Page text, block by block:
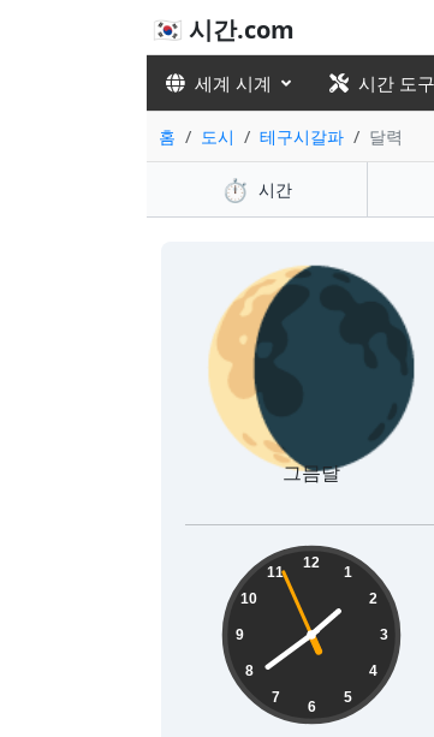
🇰🇷 시간.com
세계 시계 시간 도구
홈 도시 테구시갈파 달력
⏱️ 시간
🌘
그믐달
01:38:57 12
1
2
3
4
5
6
7
8
9
10
11